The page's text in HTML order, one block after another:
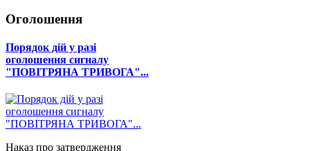
Оголошення
Порядок дій у разі
оголошення сигналу
"ПОВІТРЯНА ТРИВОГА"...
Наказ про затвердження